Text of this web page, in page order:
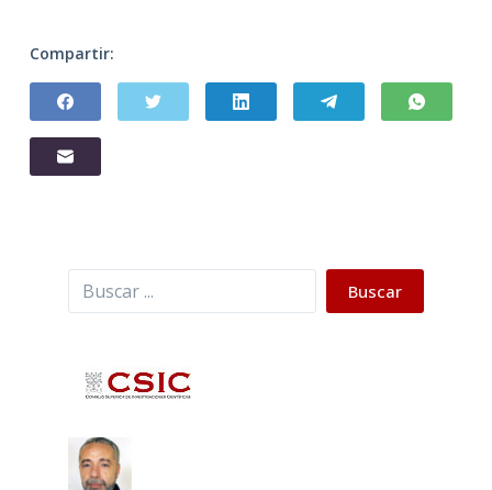
Compartir:
Buscar Buscar